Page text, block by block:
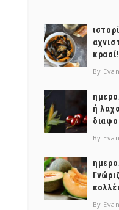
κρασί!
By
ή
By
By